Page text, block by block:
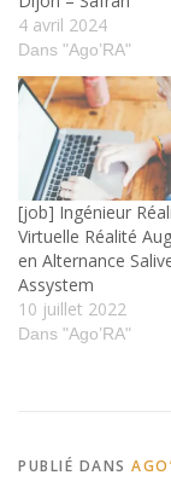
4 avril 2024
Dans "Ago’RA"
[job] Ingénieur
Virtuelle Réalité
en Alternance
Assystem
10 juillet 2022
Dans "Ago’RA"
PUBLIÉ DANS